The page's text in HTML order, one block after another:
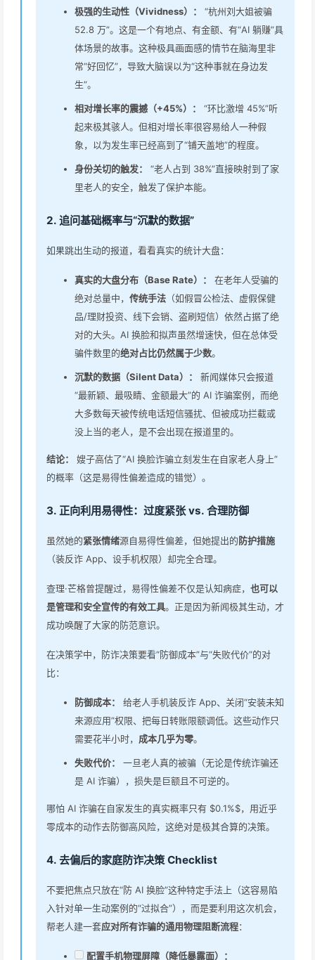
极强的生动性（Vividness）：
“杭州刘大姐被骗
52.8 万”。这是一个有地点、有金额、有“AI 躺赚”具
体场景的故事。这种极具画面感的情节在脑海里非
常“好回忆”，导致大脑误以为“这种事就在身边发
生”。
相对增长率的震撼（+45%）：
“环比激增 45%”听
起来极其骇人。但相对增长率很容易给人一种假
象，以为发生率已经高到了“铺天盖地”的程度。
身份关切的触发：
“老人占到 38%”直接映射到了家
里老人的安全，触发了保护本能。
2. 追问基础概率与“沉默的数据”
如果跳出生动的报道，看看真实的统计大盘：
真实的大盘分布（Base Rate）：
在老年人受骗的
绝对总量中， 传统手法 （如假冒公检法、虚假保健
品/理财投资、线下会销、盗刷短信）依然占据了绝
对的大头。AI 换脸和拟声虽然增速快，但在总体受
骗件数里的绝对占比仍然属于少数。
沉默的数据（Silent Data）：
新闻媒体只会报道
“最新颖、最吸睛、金额最大”的 AI 诈骗案例，而绝
大多数每天被传统电话短信骚扰、但被成功拦截或
没上当的老人，是不会出现在报道里的。
结论：
嫂子高估了“AI 换脸诈骗立刻发生在自家老人身上”
的概率（这是易得性偏差造成的错觉）。
3. 正向利用易得性：过度紧张 vs. 合理防御
虽然她的紧张情绪源自易得性偏差，但她提出的防护措施
（装反诈 App、设手机权限）却完全合理。
查理·芒格曾提醒过，易得性偏差不仅是认知病症， 也可以
是管理和安全宣传的有效工具。正是因为新闻极其生动，才
成功唤醒了大家的防范意识。
在决策学中，防诈决策要看“防御成本”与“失败代价”的对
比：
防御成本：
给老人手机装反诈 App、关闭“安装未知
来源应用”权限、把每日转账限额调低。这些动作只
需要花半小时， 成本几乎为零。
失败代价：
一旦老人真的被骗（无论是传统诈骗还
是 AI 诈骗），损失是巨额且不可逆的。
哪怕 AI 诈骗在自家发生的真实概率只有 $0.1%$，用近乎
零成本的动作去防御高风险，这绝对是极其合算的决策。
4. 去偏后的家庭防诈决策 Checklist
不要把焦点只放在“防 AI 换脸”这种特定手法上（这容易陷
入针对单一生动案例的“过拟合”），而是要利用这次机会，
帮老人建一套应对所有诈骗的通用物理阻断流程：
配置手机物理屏障（降低暴露面）：